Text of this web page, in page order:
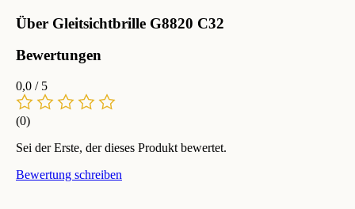
Über Gleitsichtbrille G8820 C32
Bewertungen
0,0 / 5
(0)
Sei der Erste, der dieses Produkt bewertet.
Bewertung schreiben